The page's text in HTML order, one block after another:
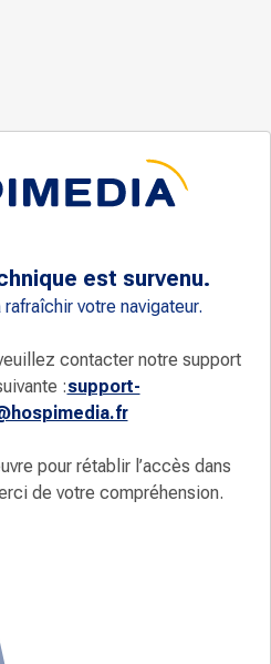
est survenu.
votre navigateur.
contacter notre support
:support-
pour rétablir l’accès dans
de votre compréhension.